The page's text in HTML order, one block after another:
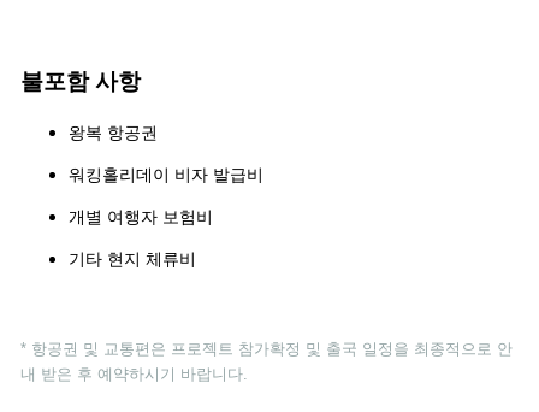
불포함 사항
왕복 항공권
워킹홀리데이 비자 발급비
개별 여행자 보험비
기타 현지 체류비
* 항공권 및 교통편은 프로젝트 참가확정 및 출국 일정을 최종적으로 안
내 받은 후 예약하시기 바랍니다.